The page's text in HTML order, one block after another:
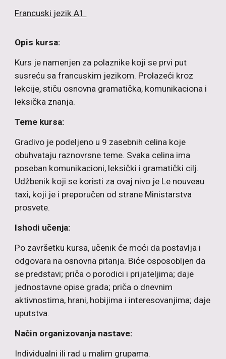
Francuski jezik A1
Opis kursa:
Kurs je namenjen za polaznike koji se prvi put
susreću sa francuskim jezikom. Prolazeći kroz
lekcije, stiču osnovna gramatička, komunikaciona i
leksička znanja.
Teme kursa:
Gradivo je podeljeno u 9 zasebnih celina koje
obuhvataju raznovrsne teme. Svaka celina ima
poseban komunikacioni, leksički i gramatički cilj.
Udžbenik koji se koristi za ovaj nivo je Le nouveau
taxi, koji je i preporučen od strane Ministarstva
prosvete.
Ishodi učenja:
Po završetku kursa, učenik će moći da postavlja i
odgovara na osnovna pitanja. Biće osposobljen da
se predstavi; priča o porodici i prijateljima; daje
jednostavne opise grada; priča o dnevnim
aktivnostima, hrani, hobijima i interesovanjima; daje
uputstva.
Način organizovanja nastave:
Individualni ili rad u malim grupama.